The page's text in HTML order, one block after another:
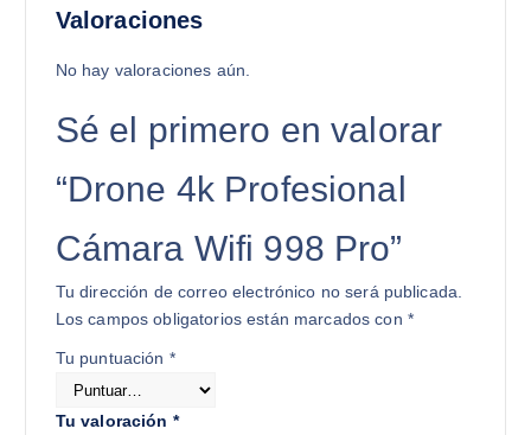
Valoraciones
No hay valoraciones aún.
Sé el primero en valorar
“Drone 4k Profesional
Cámara Wifi 998 Pro”
Tu dirección de correo electrónico no será publicada.
Los campos obligatorios están marcados con *
Tu puntuación *
Tu valoración *